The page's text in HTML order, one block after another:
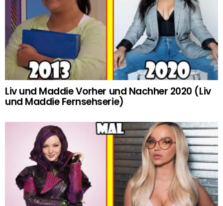
Liv und Maddie Vorher und Nachher 2020 (Liv
und Maddie Fernsehserie)